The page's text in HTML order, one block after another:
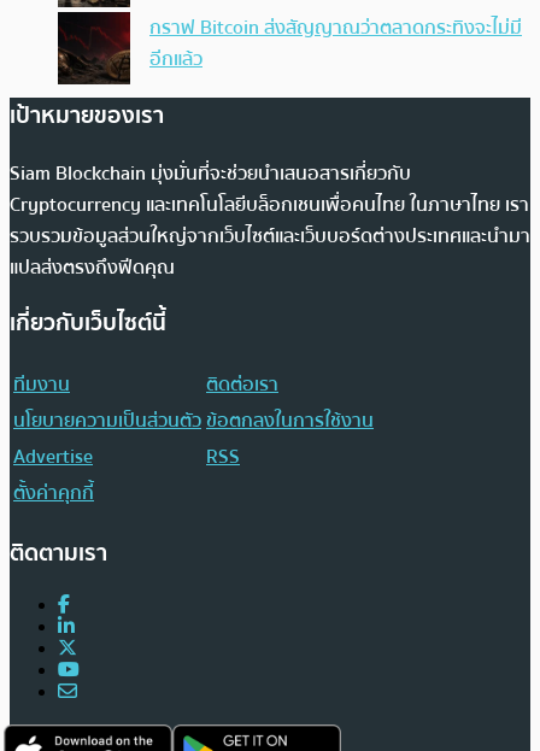
กราฟ Bitcoin ส่งสัญญาณว่าตลาดกระทิงจะไม่มี
อีกแล้ว
เป้าหมายของเรา
Siam Blockchain มุ่งมั่นที่จะช่วยนำเสนอสารเกี่ยวกับ
Cryptocurrency และเทคโนโลยีบล็อกเชนเพื่อคนไทย ในภาษาไทย เรา
รวบรวมข้อมูลส่วนใหญ่จากเว็บไซต์และเว็บบอร์ดต่างประเทศและนำมา
แปลส่งตรงถึงฟีดคุณ
เกี่ยวกับเว็บไซต์นี้
ทีมงาน
ติดต่อเรา
นโยบายความเป็นส่วนตัวข้อตกลงในการใช้งาน
Advertise
RSS
ตั้งค่าคุกกี้
ติดตามเรา